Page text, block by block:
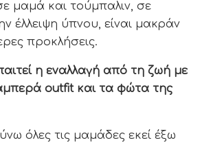
μαμά και τούμπαλιν, σε
έλλειψη ύπνου, είναι μακράν
προκλήσεις.
η εναλλαγή από τη ζωή με
outfit και τα φώτα της
όλες τις μαμάδες εκεί έξω